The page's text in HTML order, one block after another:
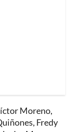
Moreno,
Fredy